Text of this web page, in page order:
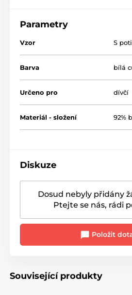
Parametry
Vzor S
Barva bílá
Určeno pro dívčí
Materiál - složení 92%
Diskuze
Dosud nebyly přidány
Ptejte se nás, rádi
Položit
Související produkty